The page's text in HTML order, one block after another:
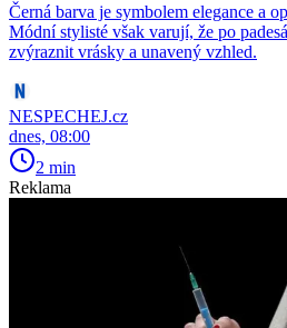
Černá barva je symbolem elegance a
Módní stylisté však varují, že po
zvýraznit vrásky a unavený vzhled.
NESPECHEJ.cz
dnes, 08:00
2 min
Reklama